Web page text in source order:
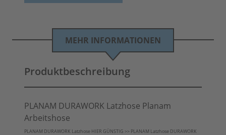
MEHR INFORMATIONEN
Produktbeschreibung
PLANAM DURAWORK Latzhose Planam
Arbeitshose
PLANAM DURAWORK Latzhose HIER GÜNSTIG >> PLANAM Latzhose DURAWORK